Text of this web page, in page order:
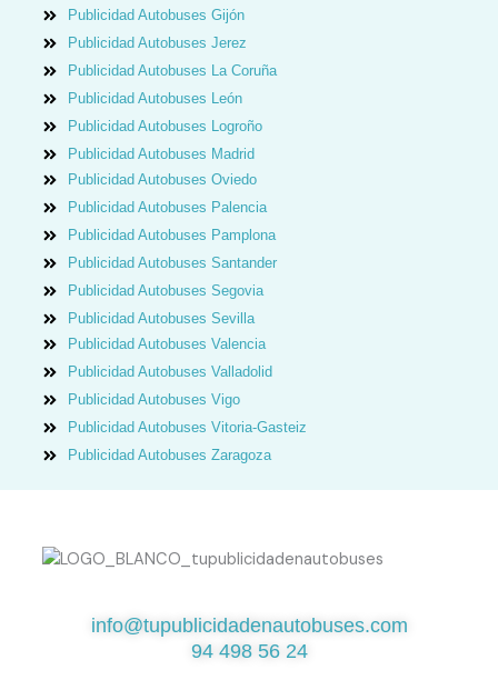
Publicidad Autobuses Gijón
Publicidad Autobuses Jerez
Publicidad Autobuses La Coruña
Publicidad Autobuses León
Publicidad Autobuses Logroño
Publicidad Autobuses Madrid
Publicidad Autobuses Oviedo
Publicidad Autobuses Palencia
Publicidad Autobuses Pamplona
Publicidad Autobuses Santander
Publicidad Autobuses Segovia
Publicidad Autobuses Sevilla
Publicidad Autobuses Valencia
Publicidad Autobuses Valladolid
Publicidad Autobuses Vigo
Publicidad Autobuses Vitoria-Gasteiz
Publicidad Autobuses Zaragoza
info@tupublicidadenautobuses.com
94 498 56 24